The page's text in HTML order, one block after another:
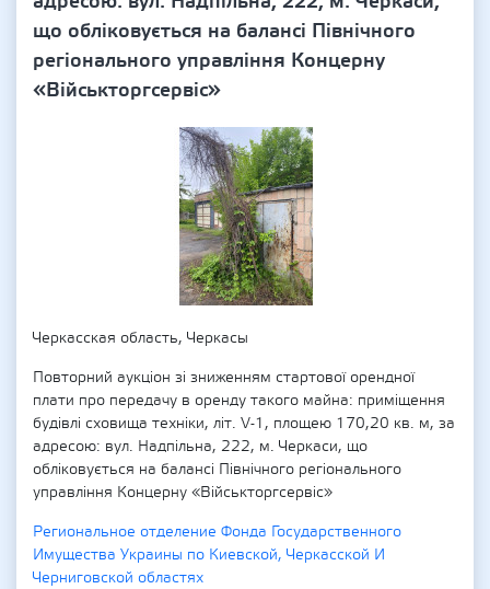
що обліковується на балансі Північного
регіонального управління Концерну
«Військторгсервіс»
Черкасская область, Черкасы
Повторний аукціон зі зниженням стартової орендної
плати про передачу в оренду такого майна: приміщення
будівлі сховища техніки, літ. V-1, площею 170,20 кв. м, за
адресою: вул. Надпільна, 222, м. Черкаси, що
обліковується на балансі Північного регіонального
управління Концерну «Військторгсервіс»
Региональное отделение Фонда Государственного
Имущества Украины по Киевской, Черкасской И
Черниговской областях